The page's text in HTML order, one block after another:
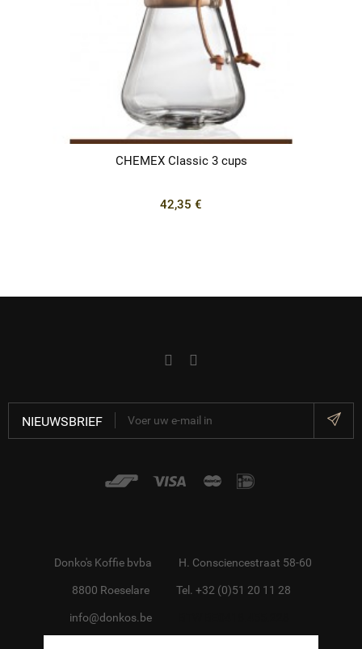
CHEMEX Classic 3 cups
42,35 €
NIEUWSBRIEF
Donko's Koffie bvba H. Consciencestraat 58-60
8800 Roeselare Tel. +32 (0)51 20 11 28
info@donkos.be